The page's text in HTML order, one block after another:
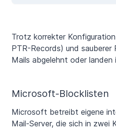
Trotz korrekter
PTR-Records) und
Mails abgelehnt oder landen
Microsoft-Blocklisten
Microsoft betreibt eigene
Mail-Server, die sich in zwei